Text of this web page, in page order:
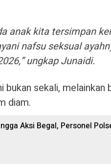
anak kita tersimpan
nafsu seksual
ungkap Junaidi.
sekali, melainkan
diam.
Aksi Begal, Personel